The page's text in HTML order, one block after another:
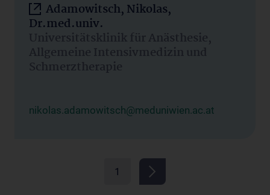
Adamowitsch, Nikolas,
Dr.med.univ.
Universitätsklinik für Anästhesie,
Allgemeine Intensivmedizin und
Schmerztherapie
nikolas.adamowitsch@meduniwien.ac.at
1